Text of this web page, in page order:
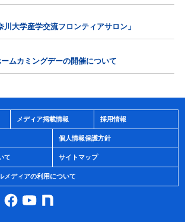
大学産学交流フロンティアサロン」
ムカミングデーの開催について
メディア掲載情報 採用情報
個人情報保護方針
て サイトマップ
メディアの利用について